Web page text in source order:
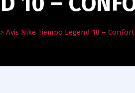
> Avis Nike Tiempo Legend 10 –